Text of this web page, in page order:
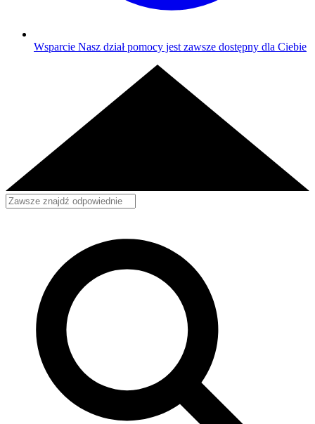
Wsparcie Nasz dział pomocy jest zawsze dostępny dla Ciebie